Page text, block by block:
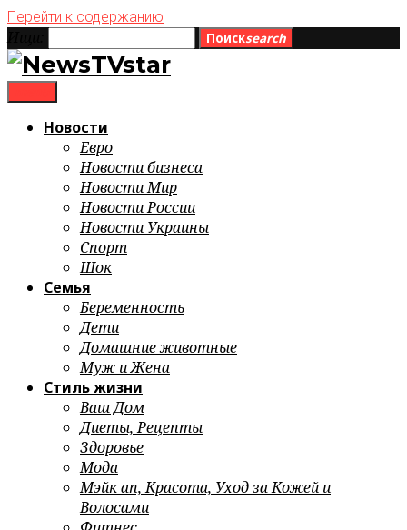
Перейти к содержанию
Поискsearch
Новости
Евро
Новости бизнеса
Новости Мир
Новости России
Новости Украины
Спорт
Шок
Семья
Беременность
Дети
Домашние животные
Муж и Жена
Стиль жизни
Ваш Дом
Диеты, Рецепты
Здоровье
Мода
Мэйк ап, Красота, Уход за Кожей и
Волосами